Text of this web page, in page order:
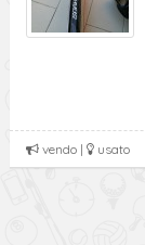
vendo | usato